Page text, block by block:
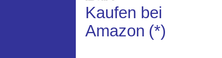
Kaufen bei
Amazon (*)